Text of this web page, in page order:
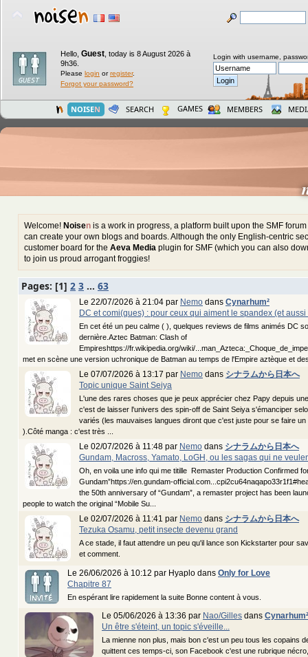
Hello, Guest today is 8 August 2026 à
9h36.
Please login orregister.
Forgot your password?
Login with username,
NOISEN SEARCH GAMES MEMBERS
Welcome! Noisen is a work in progress, a platform built upon the SMF
can create your own blogs and boards. Although the only English-centric
customer board for the Aeva Media plugin for SMF (which you can also
to join us proud arrogant froggies!
Pages: [1] 2 3 ... 63
Le 22/07/2026 à 21:04 par Nemo dans Cynarhum²
DC et comi(ques) : pour ceux qui aiment le spandex (et
En cet été un peu calme ( ), quelques reviews de films animés DC
dernière.Aztec Batman: Clash of
Empireshttps://fr.wikipedia.org/wiki/
met en scène une version uchronique de Batman au temps de l'Empire aztèque et
Le 07/07/2026 à 13:17 par Nemo dans シナラムから日本へ
Topic unique Saint Seiya
L'une des rares choses que je peux apprécier chez Papy depuis
c'est de laisser l'univers des spin-off de Saint Seiya s'émanciper
variés (les mauvaises langues diront que c'est juste pour se faire un
).Côté manga : c'est très ...
Le 02/07/2026 à 11:48 par Nemo dans シナラムから日本へ
Gundam, Macross, Yamato, LoGH, ou les sagas qui ne
Oh, en voila une info qui me titille Remaster Production Confirmed
Gundam”https://en.gundam-
the 50th anniversary of “Gundam”, a remaster project has been
people to watch the original “Mobile Su...
Le 02/07/2026 à 11:41 par Nemo dans シナラムから日本へ
Tezuka Osamu, petit insecte devenu grand
A ce stade, il faut attendre un peu qu'il lance son Kickstarter pour
et comment.
Le 26/06/2026 à 10:12 par Hyaplo dans Only for Love
Chapitre 87
En espérant lire rapidement la suite Bonne content à vous.
Le 05/06/2026 à 13:36 par Nao/Gilles dans Cynarhum²
Un être s'éteint, un topic s'éveille...
La mienne non plus, mais bon c'est un peu tous les copains
quittent ces temps-ci, son Facebook c'est une rubrique